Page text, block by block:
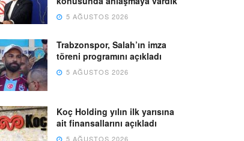
5 AĞUSTOS 2026
Trabzonspor, Salah’ın imza
töreni programını açıkladı
5 AĞUSTOS 2026
Koç Holding yılın ilk yarısına
ait finansallarını açıkladı
5 AĞUSTOS 2026